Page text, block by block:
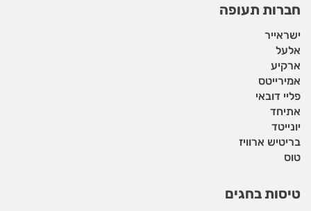
חברות תעופה
ישראייר
אלעל
ארקיע
אמירייטס
פליי דובאי
אתיחד
יונייטד
בריטיש ארוויז
טוס
טיסות בחגים